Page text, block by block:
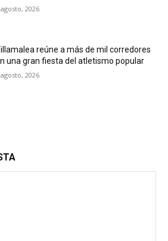
2026
reúne a más de mil corredores
una gran fiesta del atletismo popular
2026